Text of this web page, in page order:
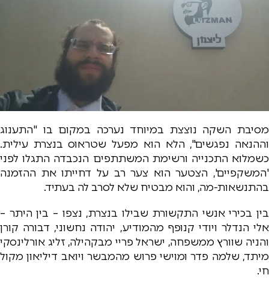
מסיבת השקה נוצצת במיוחד נערכה במקום בו "התענוג
וההנאה נפגשים", הלא הוא מפעל שטראוס בנצרת עילית.
כשמלוא התכנייה ורשימת המשתתפים הנכבדה התגלו לפני
'המשקפיים', הצטער הוא צער רב על דחייתו את ההזמנה
בהתנשאות-מה, והוא מבטיח שלא לסרב לה בעתיד.
בין בכירי אנשי התקשורת שבילו בנצרת, נצפו – בין היתר –
אלי הנדלר ויודי קנופף מהמודיע, יהודה נחשוני, דבורה קורן
והניה שוורץ ממשפחה, ישראל פריי מבקהילה, זליג אורלינסקי
מיתד, שלמה פדר ומוישי פרוש מהמבשר ויואב דיליאון מקול
חי.